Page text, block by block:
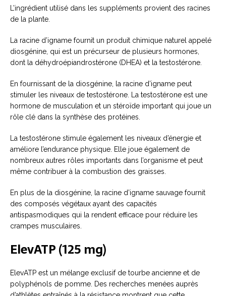
L’ingrédient utilisé dans les suppléments provient des racines
de la plante.
La racine d’igname fournit un produit chimique naturel appelé
diosgénine, qui est un précurseur de plusieurs hormones,
dont la déhydroépiandrostérone (DHEA) et la testostérone.
En fournissant de la diosgénine, la racine d’igname peut
stimuler les niveaux de testostérone. La testostérone est une
hormone de musculation et un stéroïde important qui joue un
rôle clé dans la synthèse des protéines.
La testostérone stimule également les niveaux d’énergie et
améliore l’endurance physique. Elle joue également de
nombreux autres rôles importants dans l’organisme et peut
même contribuer à la combustion des graisses.
En plus de la diosgénine, la racine d’igname sauvage fournit
des composés végétaux ayant des capacités
antispasmodiques qui la rendent efficace pour réduire les
crampes musculaires.
ElevATP (125 mg)
ElevATP est un mélange exclusif de tourbe ancienne et de
polyphénols de pomme. Des recherches menées auprès